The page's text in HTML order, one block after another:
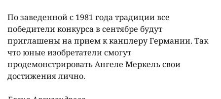
По заведенной с 1981 года традиции все
победители конкурса в сентябре будут
приглашены на прием к канцлеру Германии. Так
что юные изобретатели смогут
продемонстрировать Ангеле Меркель свои
достижения лично.